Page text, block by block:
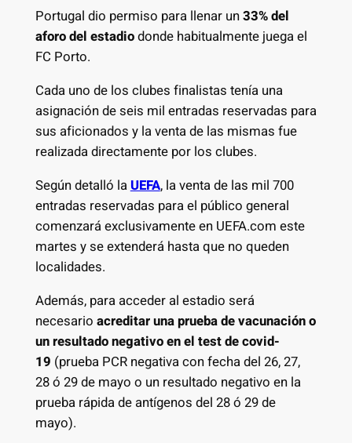
Portugal dio permiso para llenar un33% del
aforo del estadiodonde habitualmente juega el
FC Porto.
Cada uno de los clubes finalistas tenía una
asignación de seis mil entradas reservadas para
sus aficionados y la venta de las mismas fue
realizada directamente por los clubes.
Según detalló la UEFA, la venta de las mil 700
entradas reservadas para el público general
comenzará exclusivamente en UEFA.com este
martes y se extenderá hasta que no queden
localidades.
Además, para acceder al estadio será
necesario acreditar una prueba de vacunación o
un resultado negativo en el test de covid-
19 (prueba PCR negativa con fecha del 26, 27,
28 ó 29 de mayo o un resultado negativo en la
prueba rápida de antígenos del 28 ó 29 de
mayo).